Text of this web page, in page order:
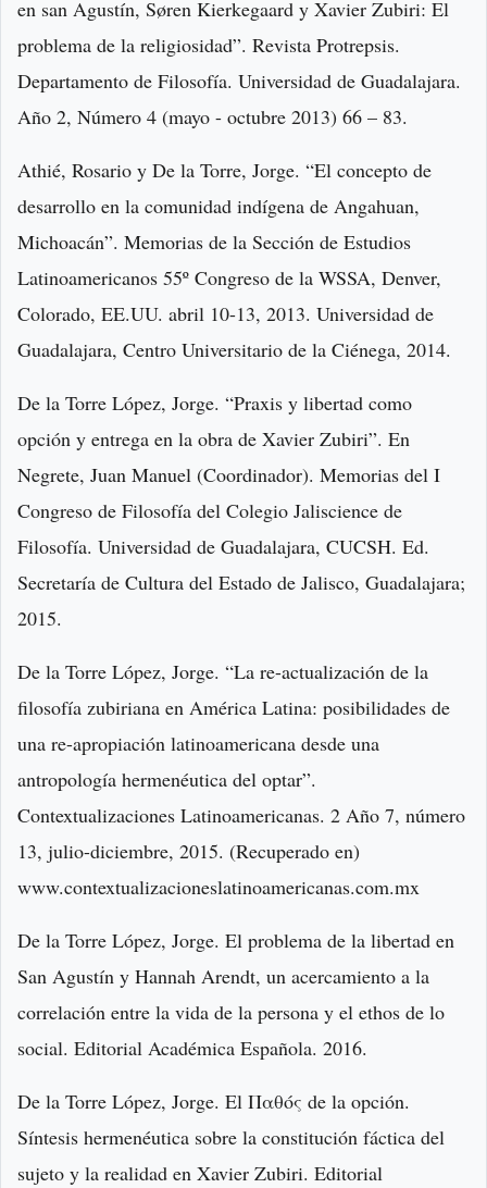
en san Agustín, Søren Kierkegaard y Xavier Zubiri: El
problema de la religiosidad”. Revista Protrepsis.
Departamento de Filosofía. Universidad de Guadalajara.
Año 2, Número 4 (mayo - octubre 2013) 66 – 83.
Athié, Rosario y De la Torre, Jorge. “El concepto de
desarrollo en la comunidad indígena de Angahuan,
Michoacán”. Memorias de la Sección de Estudios
Latinoamericanos 55º Congreso de la WSSA, Denver,
Colorado, EE.UU. abril 10-13, 2013. Universidad de
Guadalajara, Centro Universitario de la Ciénega, 2014.
De la Torre López, Jorge. “Praxis y libertad como
opción y entrega en la obra de Xavier Zubiri”. En
Negrete, Juan Manuel (Coordinador). Memorias del I
Congreso de Filosofía del Colegio Jaliscience de
Filosofía. Universidad de Guadalajara, CUCSH. Ed.
Secretaría de Cultura del Estado de Jalisco, Guadalajara;
2015.
De la Torre López, Jorge. “La re-actualización de la
filosofía zubiriana en América Latina: posibilidades de
una re-apropiación latinoamericana desde una
antropología hermenéutica del optar”.
Contextualizaciones Latinoamericanas. 2 Año 7, número
13, julio-diciembre, 2015. (Recuperado en)
www.contextualizacioneslatinoamericanas.com.mx
De la Torre López, Jorge. El problema de la libertad en
San Agustín y Hannah Arendt, un acercamiento a la
correlación entre la vida de la persona y el ethos de lo
social. Editorial Académica Española. 2016.
De la Torre López, Jorge. El Παθός de la opción.
Síntesis hermenéutica sobre la constitución fáctica del
sujeto y la realidad en Xavier Zubiri. Editorial